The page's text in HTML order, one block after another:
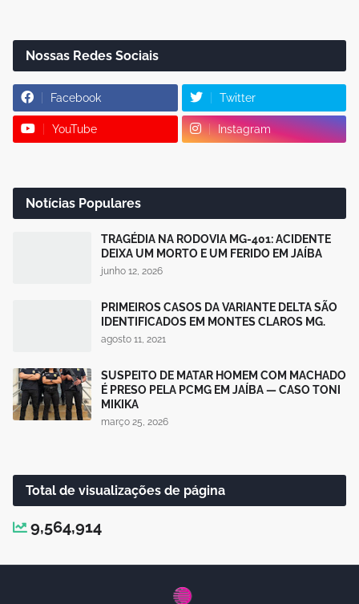
Nossas Redes Sociais
Facebook Twitter
YouTube Instagram
Notícias Populares
TRAGÉDIA NA RODOVIA MG-401: ACIDENTE
DEIXA UM MORTO E UM FERIDO EM JAÍBA
junho 12, 2026
PRIMEIROS CASOS DA VARIANTE DELTA SÃO
IDENTIFICADOS EM MONTES CLAROS MG.
agosto 11, 2021
SUSPEITO DE MATAR HOMEM COM MACHADO
É PRESO PELA PCMG EM JAÍBA — CASO TONI
MIKIKA
março 25, 2026
Total de visualizações de página
9,564,914